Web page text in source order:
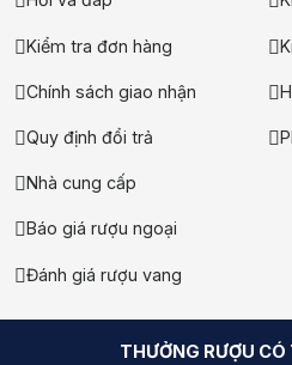
Kiểm tra đơn hàng
Chính sách giao nhận
Quy định đổi trả
Nhà cung cấp
Báo giá rượu ngoại
Đánh giá rượu vang
THƯỞNG RƯỢU CÓ